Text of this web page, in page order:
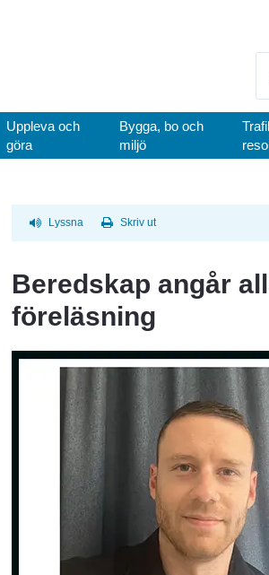
Uppleva och
göra
Bygga, bo och
miljö
Lyssna Skriv ut
Beredskap angår
föreläsning